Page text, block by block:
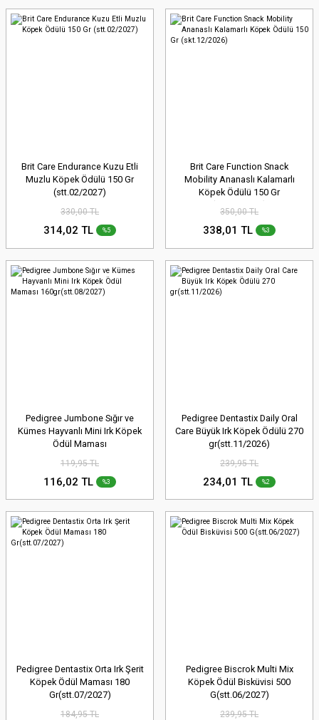
Brit Care Endurance Kuzu Etli
Muzlu Köpek Ödülü 150 Gr
(stt.02/2027)
330,00 TL
314,02 TL %5
Brit Care Function Snack
Mobility Ananaslı Kalamarlı
Köpek Ödülü 150 Gr
350,00 TL
338,01 TL %3
Pedigree Jumbone Sığır ve
Kümes Hayvanlı Mini Irk Köpek
Ödül Maması
119,95 TL
116,02 TL %3
Pedigree Dentastix Daily Oral
Care Büyük Irk Köpek Ödülü 270
gr(stt.11/2026)
239,95 TL
234,01 TL %2
Pedigree Dentastix Orta Irk Şerit
Köpek Ödül Maması 180
Gr(stt.07/2027)
184,95 TL
Pedigree Biscrok Multi Mix
Köpek Ödül Bisküvisi 500
G(stt.06/2027)
239,95 TL